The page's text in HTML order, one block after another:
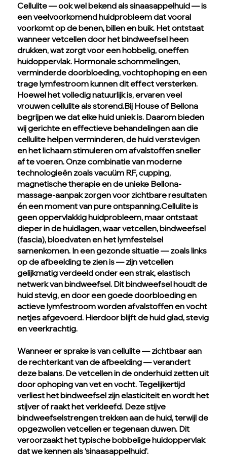
Cellulite — ook wel bekend als sinaasappelhuid — is
een veelvoorkomend huidprobleem dat vooral
voorkomt op de benen, billen en buik. Het ontstaat
wanneer vetcellen door het bindweefsel heen
drukken, wat zorgt voor een hobbelig, oneffen
huidoppervlak. Hormonale schommelingen,
verminderde doorbloeding, vochtophoping en een
trage lymfestroom kunnen dit effect versterken.
Hoewel het volledig natuurlijk is, ervaren veel
vrouwen cellulite als storend.Bij House of Bellona
begrijpen we dat elke huid uniek is. Daarom bieden
wij gerichte en effectieve behandelingen aan die
cellulite helpen verminderen, de huid verstevigen
en het lichaam stimuleren om afvalstoffen sneller
af te voeren. Onze combinatie van moderne
technologieën zoals vacuüm RF, cupping,
magnetische therapie en de unieke Bellona-
massage-aanpak zorgen voor zichtbare resultaten
én een moment van pure ontspanning.Cellulite is
geen oppervlakkig huidprobleem, maar ontstaat
dieper in de huidlagen, waar vetcellen, bindweefsel
(fascia), bloedvaten en het lymfestelsel
samenkomen. In een gezonde situatie — zoals links
op de afbeelding te zien is — zijn vetcellen
gelijkmatig verdeeld onder een strak, elastisch
netwerk van bindweefsel. Dit bindweefsel houdt de
huid stevig, en door een goede doorbloeding en
actieve lymfestroom worden afvalstoffen en vocht
netjes afgevoerd. Hierdoor blijft de huid glad, stevig
en veerkrachtig.
Wanneer er sprake is van cellulite — zichtbaar aan
de rechterkant van de afbeelding — verandert
deze balans. De vetcellen in de onderhuid zetten uit
door ophoping van vet en vocht. Tegelijkertijd
verliest het bindweefsel zijn elasticiteit en wordt het
stijver of raakt het verkleefd. Deze stijve
bindweefselstrengen trekken aan de huid, terwijl de
opgezwollen vetcellen er tegenaan duwen. Dit
veroorzaakt het typische bobbelige huidoppervlak
dat we kennen als ‘sinaasappelhuid’.